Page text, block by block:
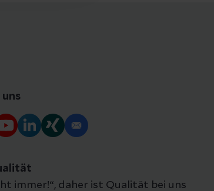
uns
immer!“, daher ist Qualität bei uns